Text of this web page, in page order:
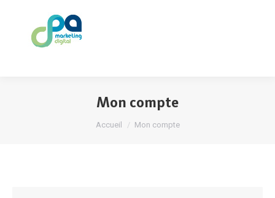
Mon compte
Vous êtes ici :
Accueil Mon compte